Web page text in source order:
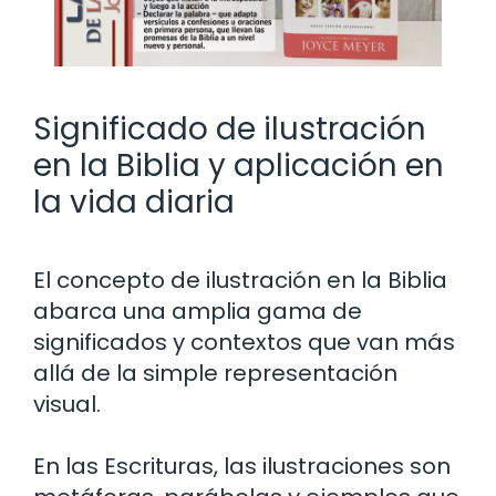
Significado de ilustración
en la Biblia y aplicación en
la vida diaria
El concepto de ilustración en la Biblia
abarca una amplia gama de
significados y contextos que van más
allá de la simple representación
visual.
En las Escrituras, las ilustraciones son